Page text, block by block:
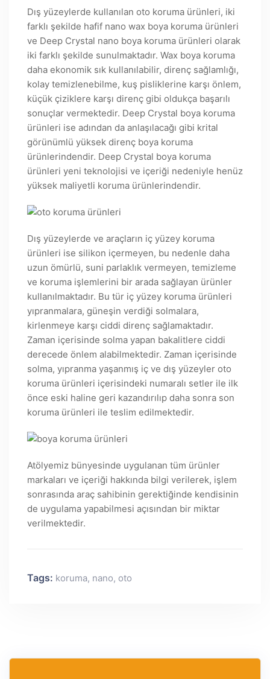
Dış yüzeylerde kullanılan oto koruma ürünleri, iki
farklı şekilde hafif nano wax boya koruma ürünleri
ve Deep Crystal nano boya koruma ürünleri olarak
iki farklı şekilde sunulmaktadır. Wax boya koruma
daha ekonomik sık kullanılabilir, direnç sağlamlığı,
kolay temizlenebilme, kuş pisliklerine karşı önlem,
küçük çiziklere karşı direnç gibi oldukça başarılı
sonuçlar vermektedir. Deep Crystal boya koruma
ürünleri ise adından da anlaşılacağı gibi krital
görünümlü yüksek direnç boya koruma
ürünlerindendir. Deep Crystal boya koruma
ürünleri yeni teknolojisi ve içeriği nedeniyle henüz
yüksek maliyetli koruma ürünlerindendir.
Dış yüzeylerde ve araçların iç yüzey koruma
ürünleri ise silikon içermeyen, bu nedenle daha
uzun ömürlü, suni parlaklık vermeyen, temizleme
ve koruma işlemlerini bir arada sağlayan ürünler
kullanılmaktadır. Bu tür iç yüzey koruma ürünleri
yıpranmalara, güneşin verdiği solmalara,
kirlenmeye karşı ciddi direnç sağlamaktadır.
Zaman içerisinde solma yapan bakalitlere ciddi
derecede önlem alabilmektedir. Zaman içerisinde
solma, yıpranma yaşanmış iç ve dış yüzeyler oto
koruma ürünleri içerisindeki numaralı setler ile ilk
önce eski haline geri kazandırılıp daha sonra son
koruma ürünleri ile teslim edilmektedir.
Atölyemiz bünyesinde uygulanan tüm ürünler
markaları ve içeriği hakkında bilgi verilerek, işlem
sonrasında araç sahibinin gerektiğinde kendisinin
de uygulama yapabilmesi açısından bir miktar
verilmektedir.
Tags: koruma, nano, oto